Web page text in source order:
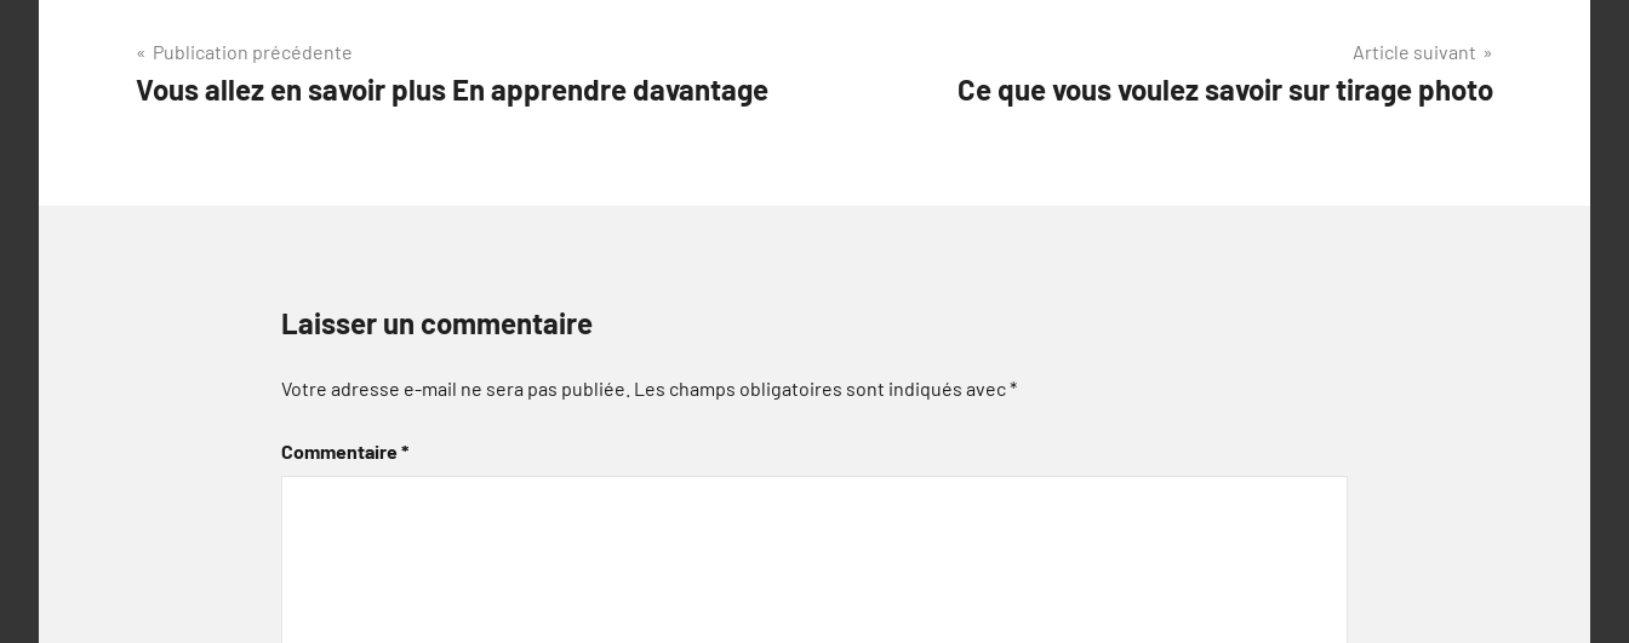
Navigation
de
Publication précédente
Vous allez en savoir plus En apprendre davantage
Article suivant
Ce que vous voulez savoir sur tirage photo
Laisser un commentaire
Votre adresse e-mail ne sera pas publiée. Les champs obligatoires sont indiqués avec*
Commentaire*